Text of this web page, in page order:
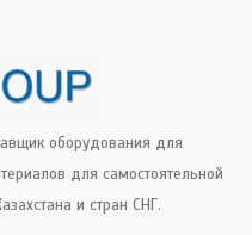
оборудования для
для самостоятельной
и стран СНГ.